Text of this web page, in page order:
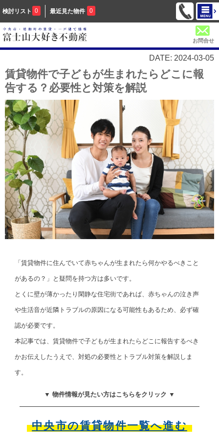
検討リスト 0 最近見た物件 0
お問合せ
DATE: 2024-03-05
賃貸物件で子どもが生まれたらどこに報
告する？必要性と対策を解説
「賃貸物件に住んでいて赤ちゃんが生まれたら何かやるべきこと
があるの？」と疑問を持つ方は多いです。
とくに壁が薄かったり閑静な住宅街であれば、赤ちゃんの泣き声
や生活音が近隣トラブルの原因になる可能性もあるため、必ず確
認が必要です。
本記事では、賃貸物件で子どもが生まれたらどこに報告するべき
かお伝えしたうえで、対処の必要性とトラブル対策を解説しま
す。
▼ 物件情報が見たい方はこちらをクリック ▼
中央市の賃貸物件一覧へ進む